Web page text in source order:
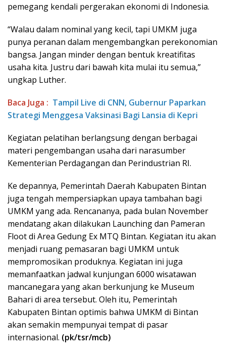
pemegang kendali pergerakan ekonomi di Indonesia.
“Walau dalam nominal yang kecil, tapi UMKM juga
punya peranan dalam mengembangkan perekonomian
bangsa. Jangan minder dengan bentuk kreatifitas
usaha kita. Justru dari bawah kita mulai itu semua,”
ungkap Luther.
Baca Juga : Tampil Live di CNN, Gubernur Paparkan
Strategi Menggesa Vaksinasi Bagi Lansia di Kepri
Kegiatan pelatihan berlangsung dengan berbagai
materi pengembangan usaha dari narasumber
Kementerian Perdagangan dan Perindustrian RI.
Ke depannya, Pemerintah Daerah Kabupaten Bintan
juga tengah mempersiapkan upaya tambahan bagi
UMKM yang ada. Rencananya, pada bulan November
mendatang akan dilakukan Launching dan Pameran
Floot di Area Gedung Ex MTQ Bintan. Kegiatan itu akan
menjadi ruang pemasaran bagi UMKM untuk
mempromosikan produknya. Kegiatan ini juga
memanfaatkan jadwal kunjungan 6000 wisatawan
mancanegara yang akan berkunjung ke Museum
Bahari di area tersebut. Oleh itu, Pemerintah
Kabupaten Bintan optimis bahwa UMKM di Bintan
akan semakin mempunyai tempat di pasar
internasional. (pk/tsr/mcb)